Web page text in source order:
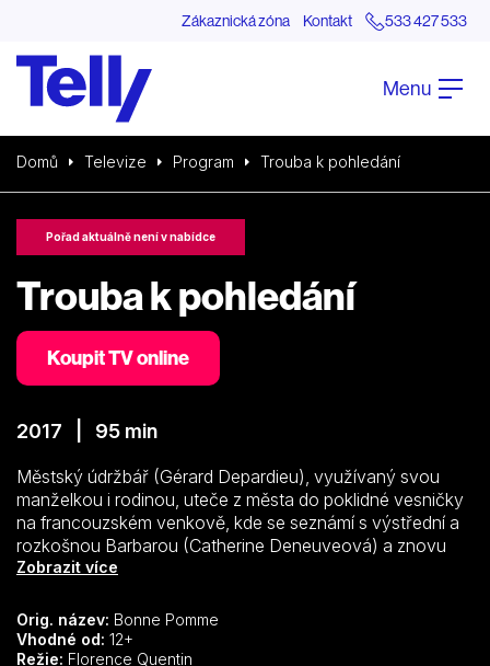
Zákaznická zóna Kontakt 533 427 533
Menu
Domů Televize Program Trouba k pohledání
Pořad aktuálně není v nabídce
Trouba k pohledání
Koupit TV online
2017 | 95 min
Městský údržbář (Gérard Depardieu), využívaný svou
manželkou i rodinou, uteče z města do poklidné vesničky
na francouzském venkově, kde se seznámí s výstřední a
rozkošnou Barbarou (Catherine Deneuveová) a znovu
získá chuť do života.
po krk toho, jak ho jeho nevěrná žena a rodina využívají,
tajně uteče do poklidné vesničky na francouzském
venkově, aby zde začal nový život. Místní ho okamžitě
Zobrazit více
Orig. název: Bonne Pomme
Vhodné od: 12+
Režie: Florence Quentin